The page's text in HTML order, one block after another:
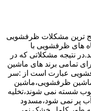
ترین مشکلات ظرفشویی
های ظرفشویی با
نتیجه مشکلاتی که در
تمامی برند های ماشین
عبارت است از :سر
ظرفشویی،ماشین
شسته نمی شوند،تخلیه
پر نمی شود،مسدود